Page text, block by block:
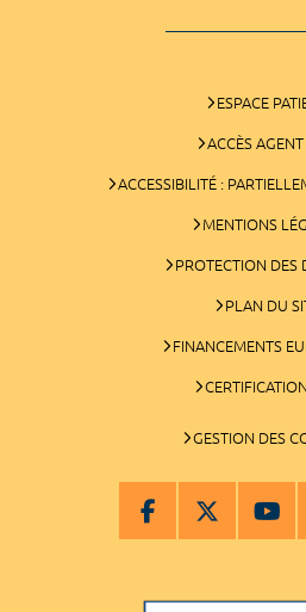
ESPACE
ACCÈS
ACCESSIBILITÉ :
MENTIONS
PROTECTION DES
PLAN DU
FINANCEMENTS
GESTION DES